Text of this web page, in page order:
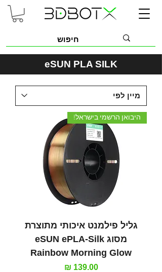
eSUN PLA SILK
היבואן הרשמי בישראל!
גליל פילמנט איכותי מתוצרת
מסוג eSUN ePLA-Silk
Rainbow Morning Glow
מחיר‏139.00 ‏₪